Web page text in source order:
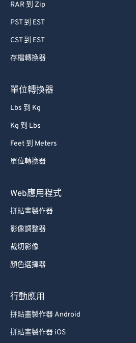
RAR 到 Zip
PST 到 EST
CST 到 EST
存檔轉換器
單位轉換器
Lbs 到 Kg
Kg 到 Lbs
Feet 到 Meters
單位轉換器
Web應用程式
拼貼畫製作器
影像調整器
裁切影像
顏色選擇器
行動應用
拼貼畫製作器 Android
拼貼畫製作器 iOS